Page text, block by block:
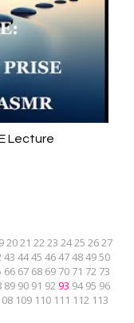
Lecture
2021 2223 2425 2627
43 4445 4647484950
66 67 68 69 70 71 72 73
89 90 91 9293 94 95 96
109 110 111 112 113